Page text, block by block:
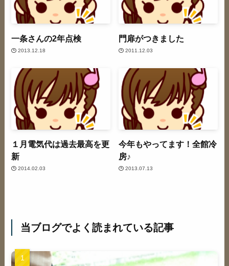
一条さんの2年点検
2013.12.18
門扉がつきました
2011.12.03
１月電気代は過去最高を更
新
2014.02.03
今年もやってます！全館冷
房♪
2013.07.13
当ブログでよく読まれている記事